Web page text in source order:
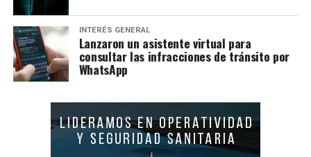
INTERÉS GENERAL
Lanzaron un asistente virtual para
consultar las infracciones de tránsito por
WhatsApp